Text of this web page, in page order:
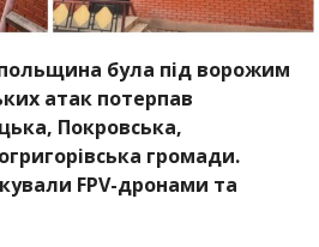
була під ворожим
атак потерпав
Покровська,
громади.
FPV-дронами та